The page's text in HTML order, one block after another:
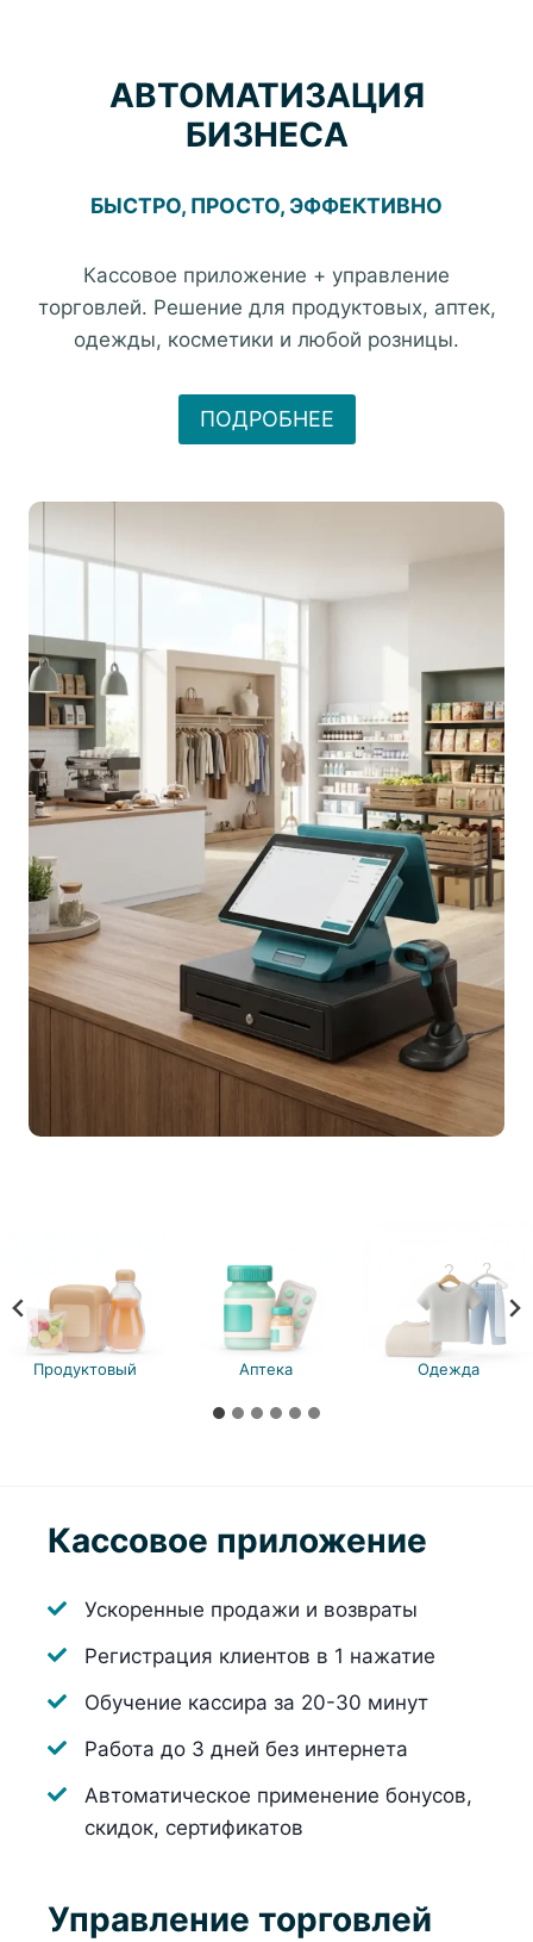
содержимомуАВТОМАТИЗАЦИЯ
БИЗНЕСА
БЫСТРО, ПРОСТО, ЭФФЕКТИВНО
Кассовое приложение + управление
торговлей. Решение для продуктовых, аптек,
одежды, косметики и любой розницы.
ПОДРОБНЕЕ
Продуктовый Аптека Одежда
Кассовое приложение
Ускоренные продажи и возвраты
Регистрация клиентов в 1 нажатие
Обучение кассира за 20-30 минут
Работа до 3 дней без интернета
Автоматическое применение бонусов,
скидок, сертификатов
Управление торговлей